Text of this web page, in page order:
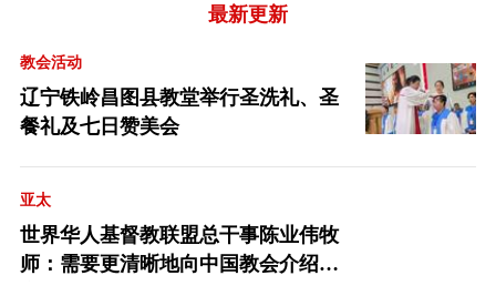
最新更新
教会活动
辽宁铁岭昌图县教堂举行圣洗礼、圣
餐礼及七日赞美会
亚太
世界华人基督教联盟总干事陈业伟牧
师：需要更清晰地向中国教会介绍福